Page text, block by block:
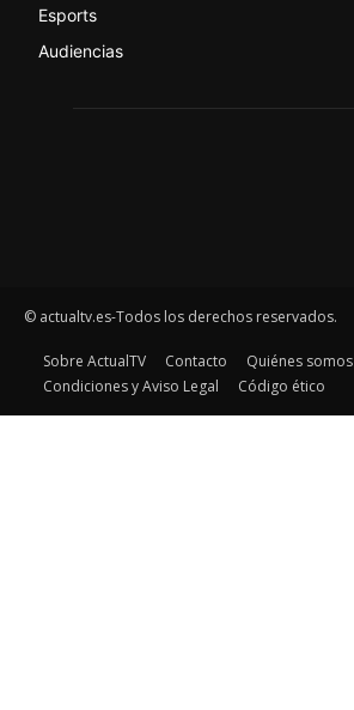
Esports
Audiencias
© actualtv.es-Todos los derechos reservados.
Sobre ActualTV Contacto
Quiénes somos
Condiciones y Aviso Legal
Código ético